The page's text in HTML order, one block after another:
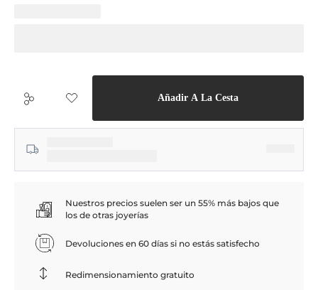
Añadir A La Cesta
Nuestros precios suelen ser un 55% más bajos que
los de otras joyerías
Devoluciones en 60 días si no estás satisfecho
Redimensionamiento gratuito